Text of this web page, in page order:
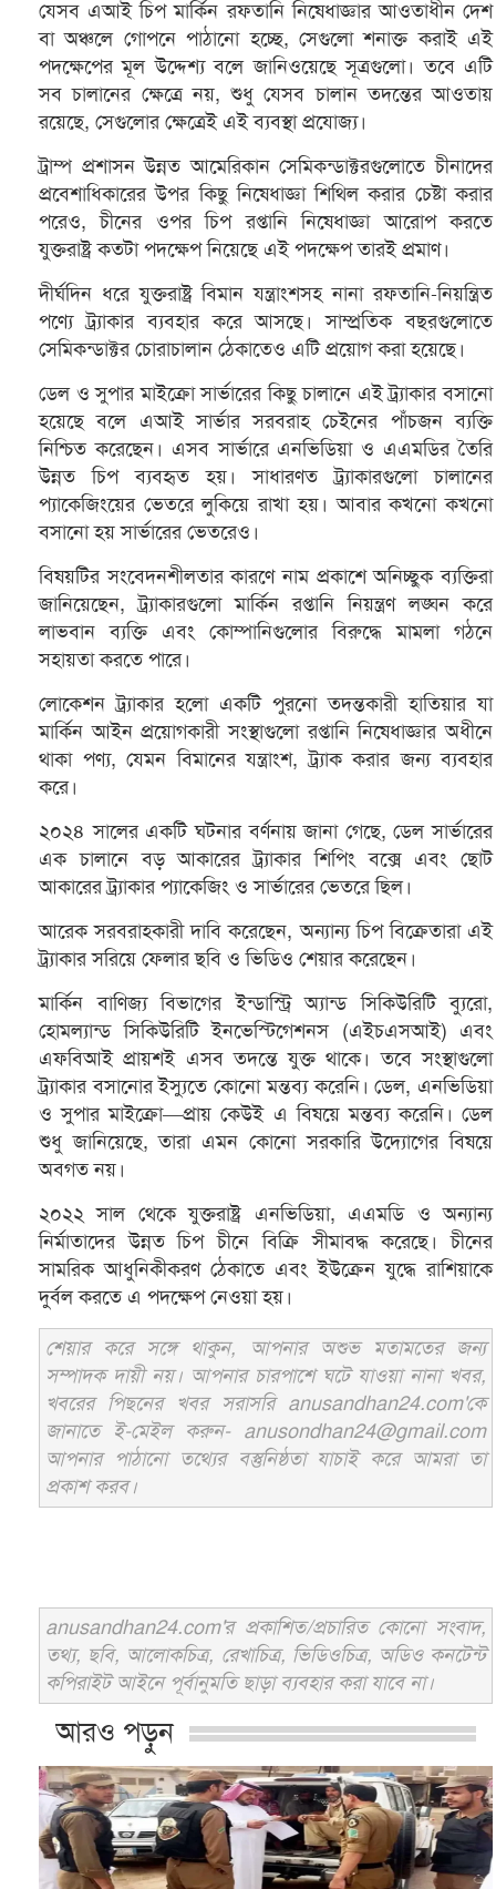
যেসব এআই চিপ মার্কিন রফতানি নিষেধাজ্ঞার আওতাধীন দেশ
বা অঞ্চলে গোপনে পাঠানো হচ্ছে, সেগুলো শনাক্ত করাই এই
পদক্ষেপের মূল উদ্দেশ্য বলে জানিওয়েছে সূত্রগুলো। তবে এটি
সব চালানের ক্ষেত্রে নয়, শুধু যেসব চালান তদন্তের আওতায়
রয়েছে, সেগুলোর ক্ষেত্রেই এই ব্যবস্থা প্রযোজ্য।
ট্রাম্প প্রশাসন উন্নত আমেরিকান সেমিকন্ডাক্টরগুলোতে চীনাদের
প্রবেশাধিকারের উপর কিছু নিষেধাজ্ঞা শিথিল করার চেষ্টা করার
পরেও, চীনের ওপর চিপ রপ্তানি নিষেধাজ্ঞা আরোপ করতে
যুক্তরাষ্ট্র কতটা পদক্ষেপ নিয়েছে এই পদক্ষেপ তারই প্রমাণ।
দীর্ঘদিন ধরে যুক্তরাষ্ট্র বিমান যন্ত্রাংশসহ নানা রফতানি-নিয়ন্ত্রিত
পণ্যে ট্র্যাকার ব্যবহার করে আসছে। সাম্প্রতিক বছরগুলোতে
সেমিকন্ডাক্টর চোরাচালান ঠেকাতেও এটি প্রয়োগ করা হয়েছে।
ডেল ও সুপার মাইক্রো সার্ভারের কিছু চালানে এই ট্র্যাকার বসানো
হয়েছে বলে এআই সার্ভার সরবরাহ চেইনের পাঁচজন ব্যক্তি
নিশ্চিত করেছেন। এসব সার্ভারে এনভিডিয়া ও এএমডির তৈরি
উন্নত চিপ ব্যবহৃত হয়। সাধারণত ট্র্যাকারগুলো চালানের
প্যাকেজিংয়ের ভেতরে লুকিয়ে রাখা হয়। আবার কখনো কখনো
বসানো হয় সার্ভারের ভেতরেও।
বিষয়টির সংবেদনশীলতার কারণে নাম প্রকাশে অনিচ্ছুক ব্যক্তিরা
জানিয়েছেন, ট্র্যাকারগুলো মার্কিন রপ্তানি নিয়ন্ত্রণ লঙ্ঘন করে
লাভবান ব্যক্তি এবং কোম্পানিগুলোর বিরুদ্ধে মামলা গঠনে
সহায়তা করতে পারে।
লোকেশন ট্র্যাকার হলো একটি পুরনো তদন্তকারী হাতিয়ার যা
মার্কিন আইন প্রয়োগকারী সংস্থাগুলো রপ্তানি নিষেধাজ্ঞার অধীনে
থাকা পণ্য, যেমন বিমানের যন্ত্রাংশ, ট্র্যাক করার জন্য ব্যবহার
করে।
২০২৪ সালের একটি ঘটনার বর্ণনায় জানা গেছে, ডেল সার্ভারের
এক চালানে বড় আকারের ট্র্যাকার শিপিং বক্সে এবং ছোট
আকারের ট্র্যাকার প্যাকেজিং ও সার্ভারের ভেতরে ছিল।
আরেক সরবরাহকারী দাবি করেছেন, অন্যান্য চিপ বিক্রেতারা এই
ট্র্যাকার সরিয়ে ফেলার ছবি ও ভিডিও শেয়ার করেছেন।
মার্কিন বাণিজ্য বিভাগের ইন্ডাস্ট্রি অ্যান্ড সিকিউরিটি ব্যুরো,
হোমল্যান্ড সিকিউরিটি ইনভেস্টিগেশনস (এইচএসআই) এবং
এফবিআই প্রায়শই এসব তদন্তে যুক্ত থাকে। তবে সংস্থাগুলো
ট্র্যাকার বসানোর ইস্যুতে কোনো মন্তব্য করেনি। ডেল, এনভিডিয়া
ও সুপার মাইক্রো—প্রায় কেউই এ বিষয়ে মন্তব্য করেনি। ডেল
শুধু জানিয়েছে, তারা এমন কোনো সরকারি উদ্যোগের বিষয়ে
অবগত নয়।
২০২২ সাল থেকে যুক্তরাষ্ট্র এনভিডিয়া, এএমডি ও অন্যান্য
নির্মাতাদের উন্নত চিপ চীনে বিক্রি সীমাবদ্ধ করেছে। চীনের
সামরিক আধুনিকীকরণ ঠেকাতে এবং ইউক্রেন যুদ্ধে রাশিয়াকে
দুর্বল করতে এ পদক্ষেপ নেওয়া হয়।
শেয়ার করে সঙ্গে থাকুন, আপনার অশুভ মতামতের জন্য
সম্পাদক দায়ী নয়। আপনার চারপাশে ঘটে যাওয়া নানা খবর,
খবরের পিছনের খবর সরাসরি anusandhan24.com'কে
জানাতে ই-মেইল করুন- anusondhan24@gmail.com
আপনার পাঠানো তথ্যের বস্তুনিষ্ঠতা যাচাই করে আমরা তা
প্রকাশ করব।
anusandhan24.com'র প্রকাশিত/প্রচারিত কোনো সংবাদ,
তথ্য, ছবি, আলোকচিত্র, রেখাচিত্র, ভিডিওচিত্র, অডিও কনটেন্ট
কপিরাইট আইনে পূর্বানুমতি ছাড়া ব্যবহার করা যাবে না।
আরও পড়ুন